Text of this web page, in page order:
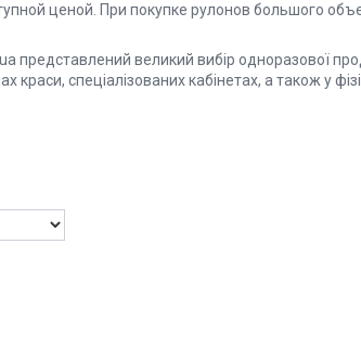
ценой. При покупке рулонов большого
представлений великий вибір одноразової
краси, спеціалізованих кабінетах, а також у